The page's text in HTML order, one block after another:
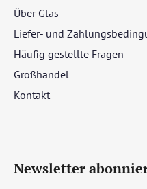
Über Glas
Liefer- und
Häufig gestellte Fragen
Großhandel
Kontakt
Newsletter